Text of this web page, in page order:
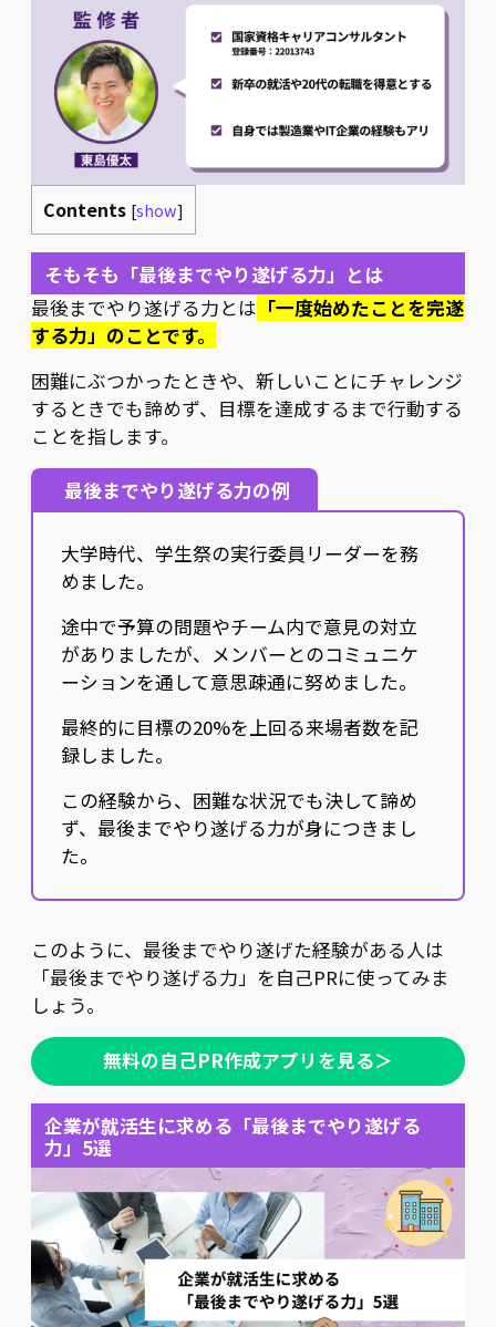
Contents [show]
そもそも「最後までやり遂げる力」とは
最後までやり遂げる力とは 「一度始めたことを完遂
する力」のことです。
困難にぶつかったときや、新しいことにチャレンジ
するときでも諦めず、目標を達成するまで行動する
ことを指します。
最後までやり遂げる力の例
大学時代、学生祭の実行委員リーダーを務
めました。
途中で予算の問題やチーム内で意見の対立
がありましたが、メンバーとのコミュニケ
ーションを通して意思疎通に努めました。
最終的に目標の20%を上回る来場者数を記
録しました。
この経験から、困難な状況でも決して諦め
ず、最後までやり遂げる力が身につきまし
た。
このように、最後までやり遂げた経験がある人は
「最後までやり遂げる力」を自己PRに使ってみま
しょう。
無料の自己PR作成アプリを見る＞
企業が就活生に求める「最後までやり遂げる
力」5選